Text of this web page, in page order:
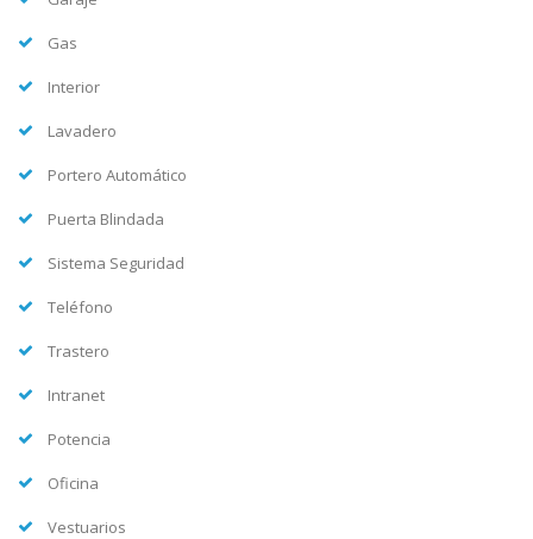
Gas
Interior
Lavadero
Portero Automático
Puerta Blindada
Sistema Seguridad
Teléfono
Trastero
Intranet
Potencia
Oficina
Vestuarios